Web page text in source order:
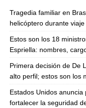
Tragedia familiar en
helicóptero durante
Estos son los 18
Espriella: nombres,
Primera decisión de De
alto perfil; estos son los
Estados Unidos
fortalecer la seguridad